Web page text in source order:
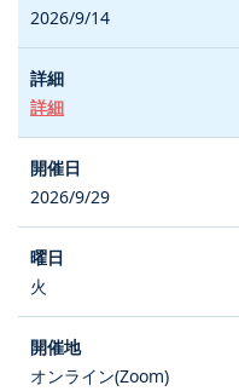
2026/9/14
詳細
2026/9/29
火
オンライン(Zoom)